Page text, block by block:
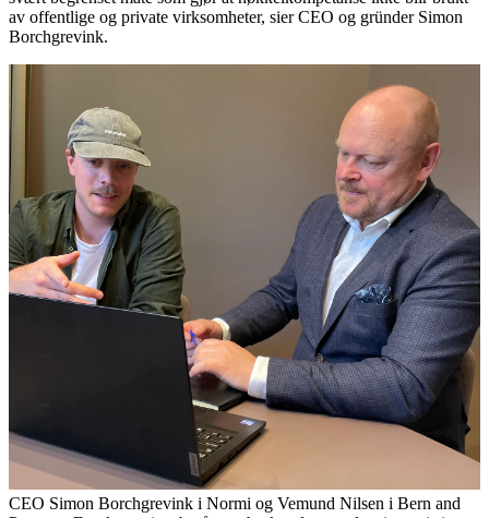
av offentlige og private virksomheter, sier CEO og gründer Simon
Borchgrevink.
CEO Simon Borchgrevink i Normi og Vemund Nilsen i Bern and